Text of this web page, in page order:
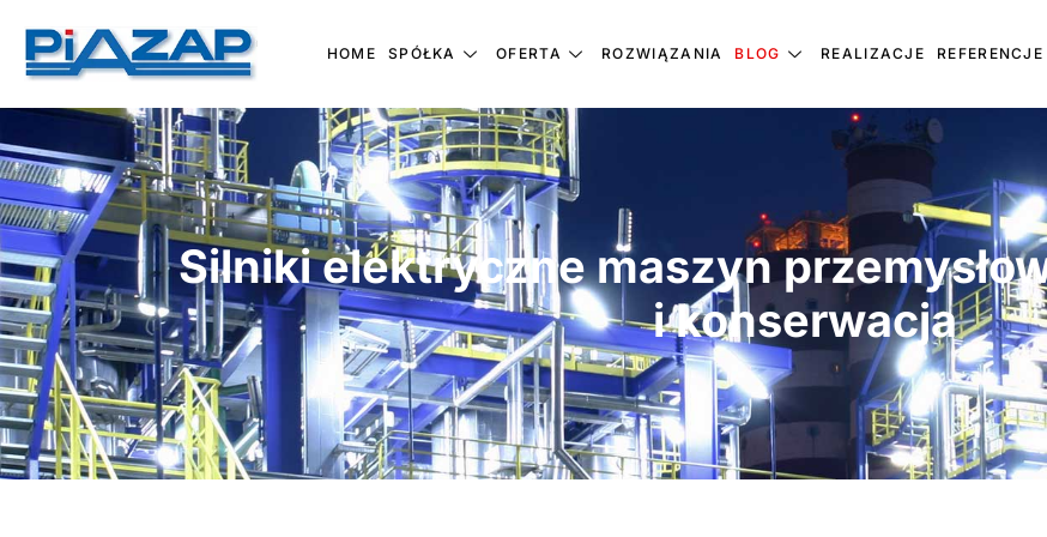
HOME SPÓŁKA OFERTA ROZWIĄZANIA BLOG REALIZACJE REFERENCJE
Silniki elektryczne maszyn
i konserwacja